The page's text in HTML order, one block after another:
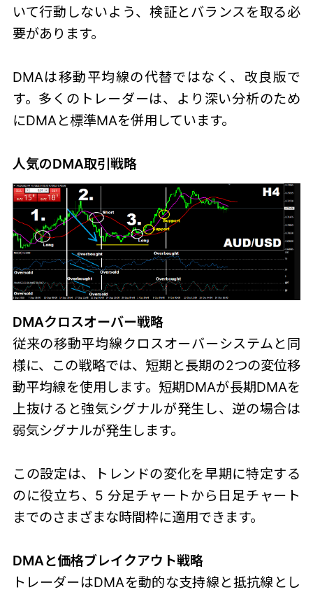
いて行動しないよう、検証とバランスを取る必
要があります。
DMAは移動平均線の代替ではなく、改良版で
す。多くのトレーダーは、より深い分析のため
にDMAと標準MAを併用しています。
人気のDMA取引戦略
DMAクロスオーバー戦略
従来の移動平均線クロスオーバーシステムと同
様に、この戦略では、短期と長期の2つの変位移
動平均線を使用します。短期DMAが長期DMAを
上抜けると強気シグナルが発生し、逆の場合は
弱気シグナルが発生します。
この設定は、トレンドの変化を早期に特定する
のに役立ち、5 分足チャートから日足チャート
までのさまざまな時間枠に適用できます。
DMAと価格ブレイクアウト戦略
トレーダーはDMAを動的な支持線と抵抗線とし